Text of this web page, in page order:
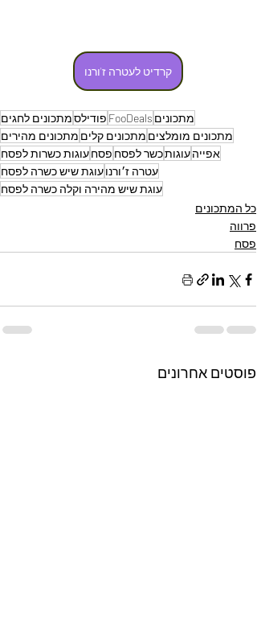
קרדיט לעטרה ז'ורנו
מתכונים FooDeals פודילסמתכונים לחגים
מתכונים מומלצים מתכונים קלים מתכונים מהירים
אפייהעוגותכשר לפסח פסחעוגות כשרות לפסח
עטרה ז׳ורנועוגת שיש כשרה לפסח
עוגת שיש מהירה וקלה כשרה לפסח
כל המתכונים
פרווה
פסח
פוסטים אחרונים